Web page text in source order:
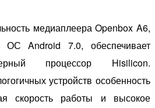
медиаплеера Openbox A6,
ОС Android 7.0, обеспечивает
процессор Hisilicon.
устройств особенность
скорость работы и высокое